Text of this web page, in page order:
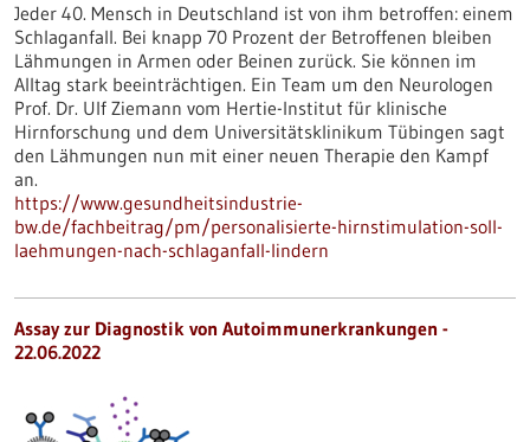
Jeder 40. Mensch in Deutschland ist von ihm betroffen: einem
Schlaganfall. Bei knapp 70 Prozent der Betroffenen bleiben
Lähmungen in Armen oder Beinen zurück. Sie können im
Alltag stark beeinträchtigen. Ein Team um den Neurologen
Prof. Dr. Ulf Ziemann vom Hertie-Institut für klinische
Hirnforschung und dem Universitätsklinikum Tübingen sagt
den Lähmungen nun mit einer neuen Therapie den Kampf
an.
https://www.gesundheitsindustrie-
bw.de/fachbeitrag/pm/personalisierte-hirnstimulation-soll-
laehmungen-nach-schlaganfall-lindern
Assay zur Diagnostik von Autoimmunerkrankungen -
22.06.2022